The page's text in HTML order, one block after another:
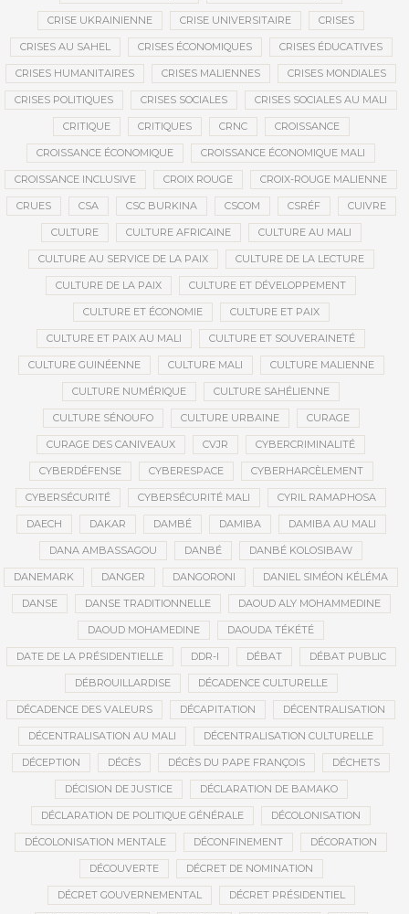
CRISE UKRAINIENNE CRISE UNIVERSITAIRE CRISES
CRISES AU SAHEL CRISES ÉCONOMIQUES CRISES ÉDUCATIVES
CRISES HUMANITAIRES CRISES MALIENNES CRISES MONDIALES
CRISES POLITIQUES CRISES SOCIALES CRISES SOCIALES AU MALI
CRITIQUE CRITIQUES CRNC CROISSANCE
CROISSANCE ÉCONOMIQUE CROISSANCE ÉCONOMIQUE MALI
CROISSANCE INCLUSIVE CROIX ROUGE CROIX-ROUGE MALIENNE
CRUES CSA CSC BURKINA CSCOM CSRÉF CUIVRE
CULTURE CULTURE AFRICAINE CULTURE AU MALI
CULTURE AU SERVICE DE LA PAIX CULTURE DE LA LECTURE
CULTURE DE LA PAIX CULTURE ET DÉVELOPPEMENT
CULTURE ET ÉCONOMIE CULTURE ET PAIX
CULTURE ET PAIX AU MALI CULTURE ET SOUVERAINETÉ
CULTURE GUINÉENNE CULTURE MALI CULTURE MALIENNE
CULTURE NUMÉRIQUE CULTURE SAHÉLIENNE
CULTURE SÉNOUFO CULTURE URBAINE CURAGE
CURAGE DES CANIVEAUX CVJR CYBERCRIMINALITÉ
CYBERDÉFENSE CYBERESPACE CYBERHARCÈLEMENT
CYBERSÉCURITÉ CYBERSÉCURITÉ MALI CYRIL RAMAPHOSA
DAECH DAKAR DAMBÉ DAMIBA DAMIBA AU MALI
DANA AMBASSAGOU DANBÉ DANBÉ KOLOSIBAW
DANEMARK DANGER DANGORONI DANIEL SIMÉON KÉLÉMA
DANSE DANSE TRADITIONNELLE DAOUD ALY MOHAMMEDINE
DAOUD MOHAMEDINE DAOUDA TÉKÉTÉ
DATE DE LA PRÉSIDENTIELLE DDR-I DÉBAT DÉBAT PUBLIC
DÉBROUILLARDISE DÉCADENCE CULTURELLE
DÉCADENCE DES VALEURS DÉCAPITATION DÉCENTRALISATION
DÉCENTRALISATION AU MALI DÉCENTRALISATION CULTURELLE
DÉCEPTION DÉCÈS DÉCÈS DU PAPE FRANÇOIS DÉCHETS
DÉCISION DE JUSTICE DÉCLARATION DE BAMAKO
DÉCLARATION DE POLITIQUE GÉNÉRALE DÉCOLONISATION
DÉCOLONISATION MENTALE DÉCONFINEMENT DÉCORATION
DÉCOUVERTE DÉCRET DE NOMINATION
DÉCRET GOUVERNEMENTAL DÉCRET PRÉSIDENTIEL